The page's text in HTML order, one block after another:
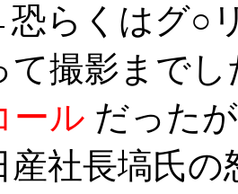
らくはグ○
て撮影まで
ール だった
産社長塙氏